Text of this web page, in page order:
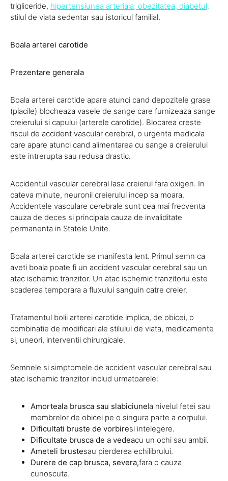
trigliceride, hipertensiunea arteriala, obezitatea, diabetul,
stilul de viata sedentar sau istoricul familial.
Boala arterei carotide
Prezentare generala
Boala arterei carotide apare atunci cand depozitele grase
(placile) blocheaza vasele de sange care furnizeaza sange
creierului si capului (arterele carotide). Blocarea creste
riscul de accident vascular cerebral, o urgenta medicala
care apare atunci cand alimentarea cu sange a creierului
este intrerupta sau redusa drastic.
Accidentul vascular cerebral lasa creierul fara oxigen. In
cateva minute, neuronii creierului incep sa moara.
Accidentele vasculare cerebrale sunt cea mai frecventa
cauza de deces si principala cauza de invaliditate
permanenta in Statele Unite.
Boala arterei carotide se manifesta lent. Primul semn ca
aveti boala poate fi un accident vascular cerebral sau un
atac ischemic tranzitor. Un atac ischemic tranzitoriu este
scaderea temporara a fluxului sanguin catre creier.
Tratamentul bolii arterei carotide implica, de obicei, o
combinatie de modificari ale stilului de viata, medicamente
si, uneori, interventii chirurgicale.
Semnele si simptomele de accident vascular cerebral sau
atac ischemic tranzitor includ urmatoarele:
Amorteala brusca sau slabiciunela nivelul fetei sau
membrelor de obicei pe o singura parte a corpului.
Dificultati bruste de vorbiresi intelegere.
Dificultate brusca de a vedeacu un ochi sau ambii.
Ameteli brustesau pierderea echilibrului.
Durere de cap brusca, severa,fara o cauza
cunoscuta.